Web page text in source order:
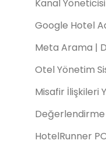
Kanal Yöneticisi
Google Hotel
Meta Arama |
Otel Yönetim
Misafir İlişkileri
HotelRunner